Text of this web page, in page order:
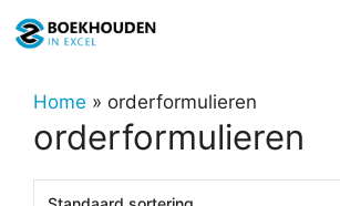
naar
inhoudHome » orderformulieren
orderformulieren